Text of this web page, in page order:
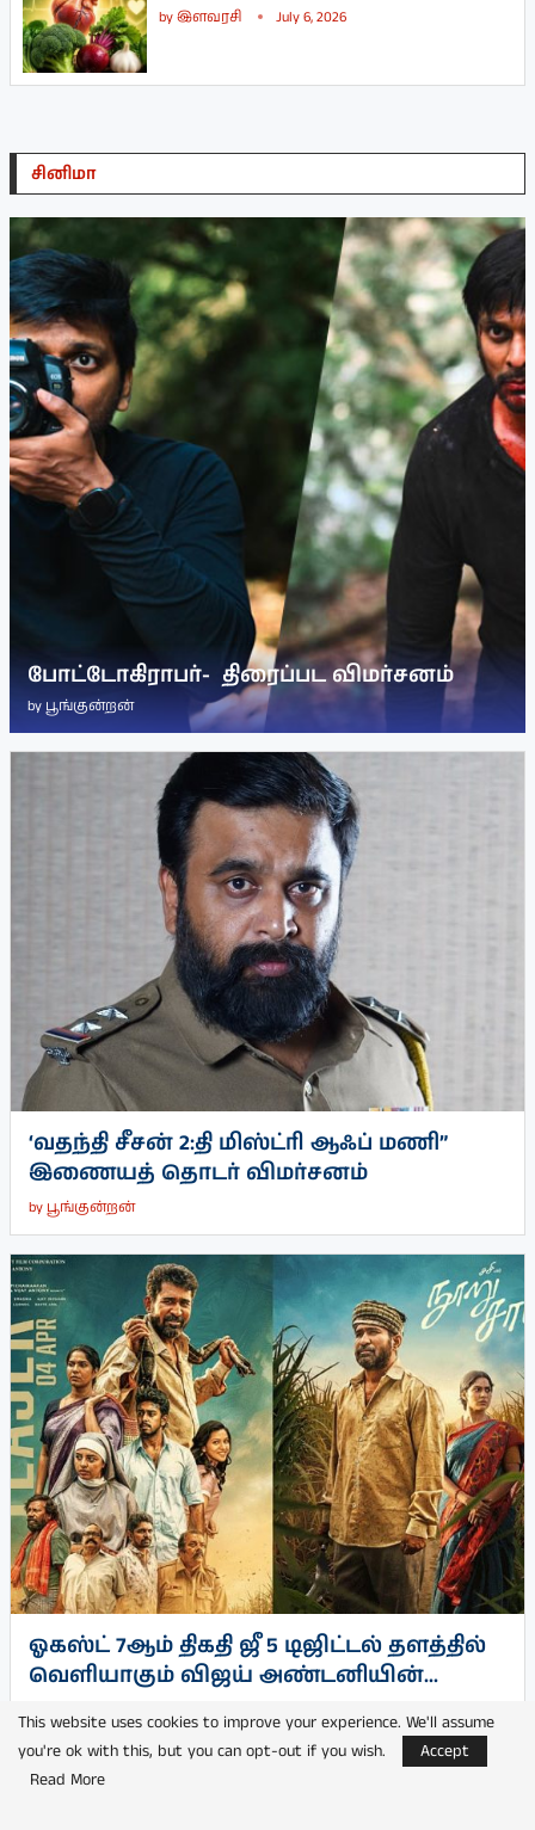
byஇளவரசி July 6, 2026
சினிமா
போட்டோகிராபர்- ‌ திரைப்பட விமர்சனம்
by பூங்குன்றன்
‘வதந்தி சீசன் 2:தி மிஸ்ட்ரி ஆஃப் மணி”
இணையத் தொடர் விமர்சனம்
by பூங்குன்றன்
ஓகஸ்ட் 7ஆம் திகதி ஜீ 5 டிஜிட்டல் தளத்தில்
வெளியாகும் விஜய் அண்டனியின்...
This website uses cookies to improve your experience. We'll assume
you're ok with this, but you can opt-out if you wish.
Accept
Read More